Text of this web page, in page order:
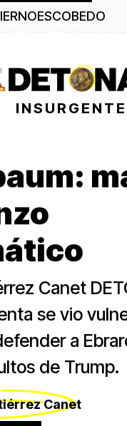
INSURGENTE
Canet
se vio
a
de Trump.
Canet